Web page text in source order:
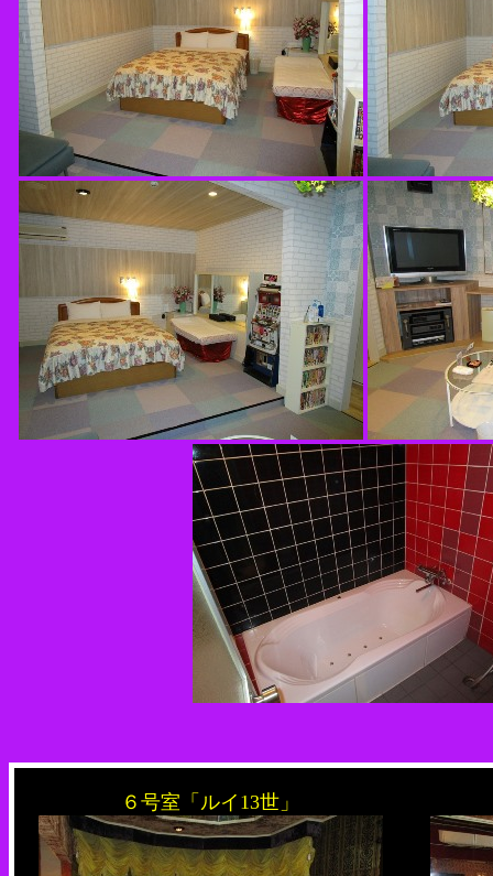
６号室「ルイ13世」